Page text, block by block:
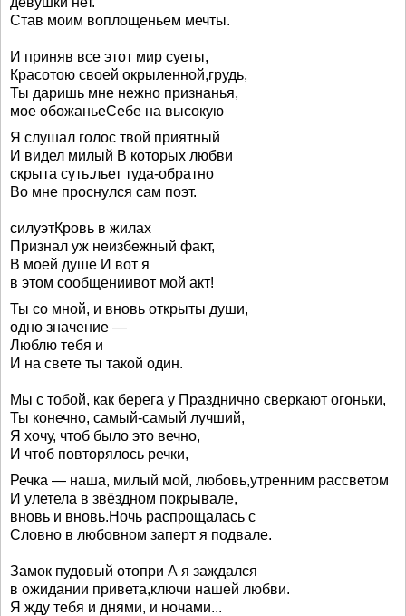
Став моим воплощеньем мечты.
И приняв все этот мир суеты,
Красотою своей окрыленной,грудь,
Ты даришь мне нежно признанья,
мое обожаньеСебе на высокую
Я слушал голос твой приятный
И видел милый В которых любви
скрыта суть.льет туда-обратно
Во мне проснулся сам поэт.
силуэтКровь в жилах
Признал уж неизбежный факт,
В моей душе И вот я
в этом сообщениивот мой акт!
Ты со мной, и вновь открыты души,
одно значение —
Люблю тебя и
И на свете ты такой один.
Мы с тобой, как берега у Празднично сверкают огоньки,
Ты конечно, самый-самый лучший,
Я хочу, чтоб было это вечно,
И чтоб повторялось речки,
Речка — наша, милый мой, любовь,утренним рассветом
И улетела в звёздном покрывале,
вновь и вновь.Ночь распрощалась с
Словно в любовном заперт я подвале.
Замок пудовый отопри А я заждался
в ожидании привета,ключи нашей любви.
Я жду тебя и днями, и ночами...